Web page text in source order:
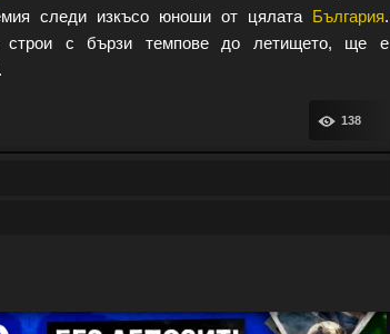
следи изкъсо юноши от цялата България.
с бързи темпове до летището, ще е
138